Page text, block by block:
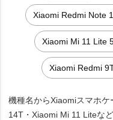
Xiaomi Redmi Note
Xiaomi Mi 11 Lite
Xiaomi Redmi
機種名からXiaomiスマホ
14T・Xiaomi Mi 11 Liteな